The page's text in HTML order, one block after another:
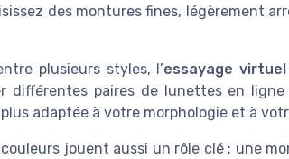
des montures fines, légèrement
plusieurs styles, l’essayage
différentes paires de lunettes en
adaptée à votre morphologie et à
jouent aussi un rôle clé : une